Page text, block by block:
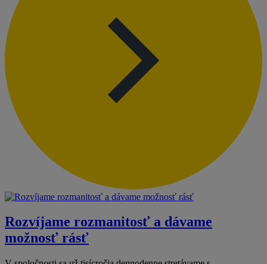
Rozvíjame rozmanitosť a dávame
možnosť rásť